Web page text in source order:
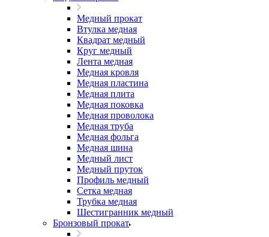
Медный прокат
Втулка медная
Квадрат медный
Круг медный
Лента медная
Медная кровля
Медная пластина
Медная плита
Медная поковка
Медная проволока
Медная труба
Медная фольга
Медная шина
Медный лист
Медный пруток
Профиль медный
Сетка медная
Трубка медная
Шестигранник медный
Бронзовый прокат